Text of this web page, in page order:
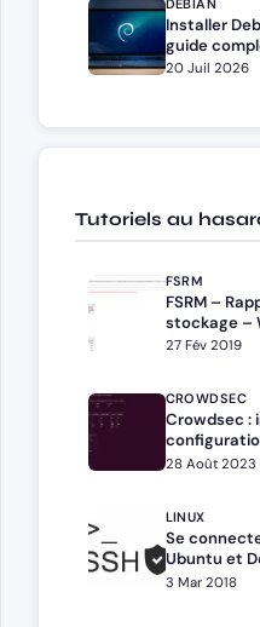
Installer
guide
20 Juil 2026
Tutoriels au
FSRM
FSRM –
stockage –
27 Fév 2019
CROWDSEC
Crowdsec :
Docker
28 Août 2023
LINUX
Se
Ubuntu et
3 Mar 2018